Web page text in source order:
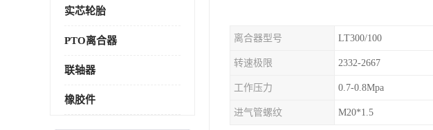
实芯轮胎
PTO离合器
联轴器
橡胶件
离合器型号 LT300/100
转速极限 2332-2667
工作压力 0.7-0.8Mpa
进气管螺纹 M20*1.5